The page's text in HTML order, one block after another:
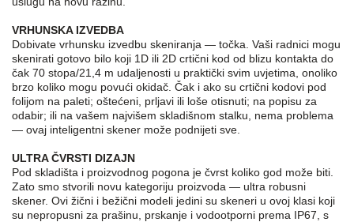
VRHUNSKA IZVEDBA
Dobivate vrhunsku izvedbu skeniranja — točka. Vaši radnici mogu
skenirati gotovo bilo koji 1D ili 2D crtični kod od blizu kontakta do
čak 70 stopa/21,4 m udaljenosti u praktički svim uvjetima, onoliko
brzo koliko mogu povući okidač. Čak i ako su crtični kodovi pod
folijom na paleti; oštećeni, prljavi ili loše otisnuti; na popisu za
odabir; ili na vašem najvišem skladišnom stalku, nema problema
— ovaj inteligentni skener može podnijeti sve.
ULTRA ČVRSTI DIZAJN
Pod skladišta i proizvodnog pogona je čvrst koliko god može biti.
Zato smo stvorili novu kategoriju proizvoda — ultra robusni
skener. Ovi žični i bežični modeli jedini su skeneri u ovoj klasi koji
su nepropusni za prašinu, prskanje i vodootporni prema IP67, s